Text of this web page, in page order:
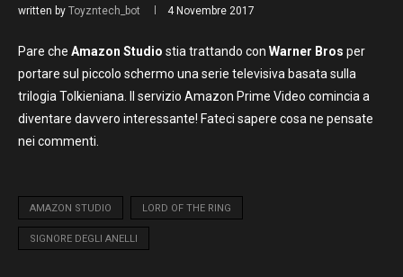
written by Toyzntech_bot 4 Novembre 2017
Pare che Amazon Studio stia trattando con Warner Bros per
portare sul piccolo schermo una serie televisiva basata sulla
trilogia Tolkieniana. Il servizio Amazon Prime Video comincia a
diventare davvero interessante! Fateci sapere cosa ne pensate
nei commenti.
AMAZON STUDIO LORD OF THE RING
SIGNORE DEGLI ANELLI